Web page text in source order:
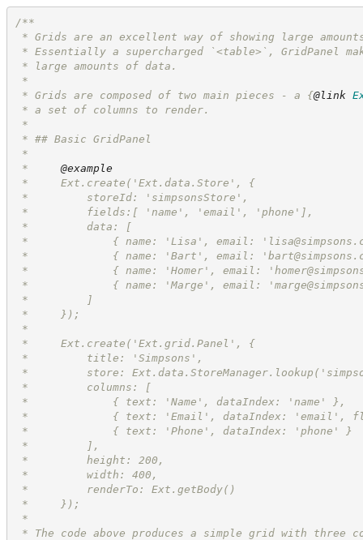
/**
* Grids are an excellent way of showing large
* Essentially a supercharged `<table>`, GridPanel
* large amounts of data.
*
* Grids are composed of two main pieces - a {@link
* a set of columns to render.
*
* ## Basic GridPanel
*
* @example
*     Ext.create('Ext.data.Store', {
*         storeId: 'simpsonsStore',
*         fields:[ 'name', 'email', 'phone'],
*         data: [
*             { name: 'Lisa', email: '
*             { name: 'Bart', email: '
*             { name: 'Homer', email: '
*             { name: 'Marge', email: '
*         ]
*     });
*
*     Ext.create('Ext.grid.Panel', {
*         title: 'Simpsons',
*         store:
*         columns: [
*             { text: 'Name', dataIndex: 'name' },
*             { text: 'Email', dataIndex: 'email',
*             { text: 'Phone', dataIndex: 'phone' }
*         ],
*         height: 200,
*         width: 400,
*         renderTo: Ext.getBody()
*     });
*
* The code above produces a simple grid with three